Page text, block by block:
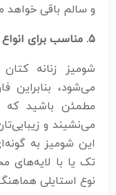
و سالم باقی خواهد
۵.مناسب برای
شومیز زنانه
می‌شود، بنابراین
مطمئن باشید که
می‌نشیند و
این شومیز به
تک یا با لایه‌های
نوع استایلی